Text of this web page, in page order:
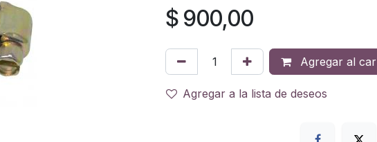
$ 900,00
Agregar al
Agregar a la lista de deseos